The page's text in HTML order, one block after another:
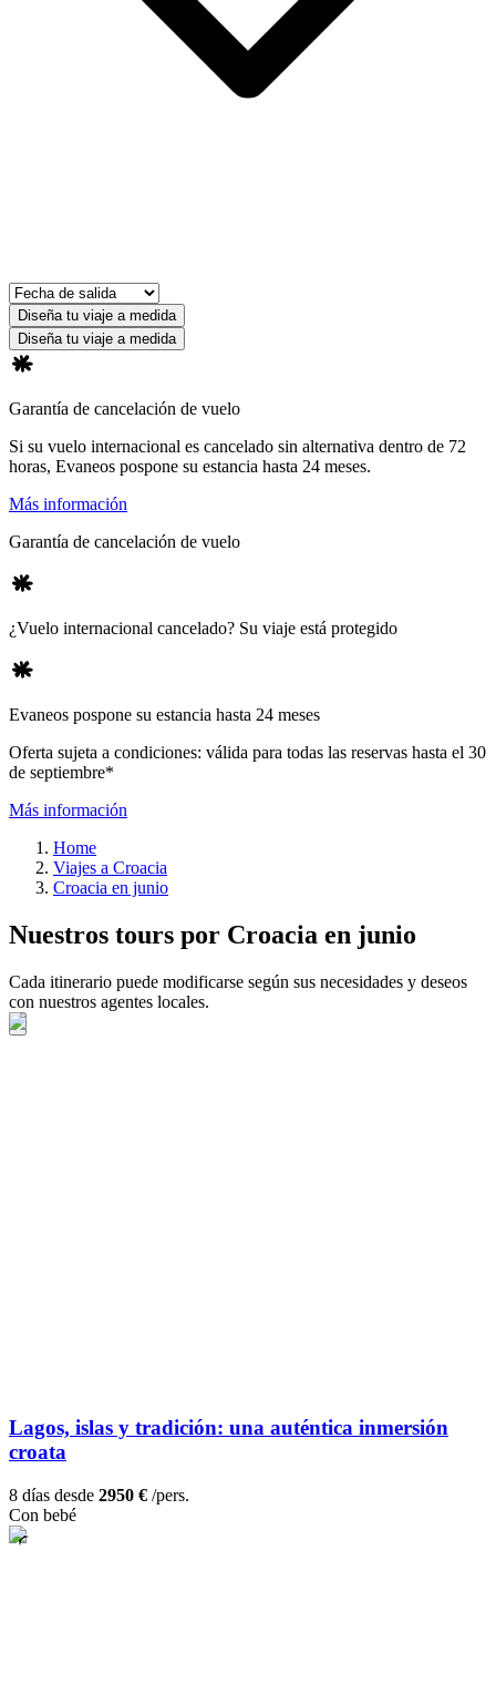
Diseña tu viaje a medida
Diseña tu viaje a medida
Garantía de cancelación de vuelo
Si su vuelo internacional es cancelado sin alternativa dentro de 72
horas, Evaneos pospone su estancia hasta 24 meses.
Más información
Garantía de cancelación de vuelo
¿Vuelo internacional cancelado? Su viaje está protegido
Evaneos pospone su estancia hasta 24 meses
Oferta sujeta a condiciones: válida para todas las reservas hasta el 30
de septiembre*
Más información
Home
Viajes a Croacia
Croacia en junio
Nuestros tours por Croacia en junio
Cada itinerario puede modificarse según sus necesidades y deseos
con nuestros agentes locales.
Lagos, islas y tradición: una auténtica inmersión
croata
8 días desde 2950 € /pers.
Con bebé